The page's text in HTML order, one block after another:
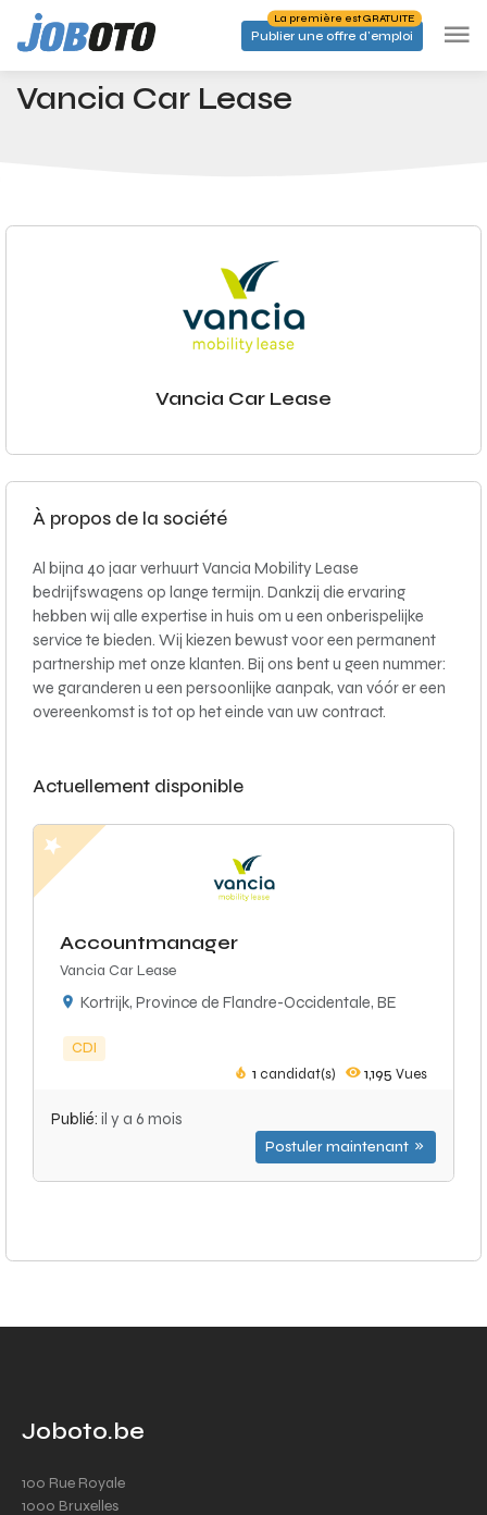
Skip to main content
Publier une offre d'emploi
La première est GRATUITE
Accueil Entreprises Vancia Car Lease
Vancia Car Lease
Vancia Car Lease
À propos de la société
Al bijna 40 jaar verhuurt Vancia Mobility Lease
bedrijfswagens op lange termijn. Dankzij die ervaring
hebben wij alle expertise in huis om u een onberispelijke
service te bieden. Wij kiezen bewust voor een permanent
partnership met onze klanten. Bij ons bent u geen nummer:
we garanderen u een persoonlijke aanpak, van vóór er een
overeenkomst is tot op het einde van uw contract.
Actuellement disponible
Accountmanager
Vancia Car Lease
Kortrijk, Province de Flandre-Occidentale, BE
CDI
1 candidat(s) 1,195 Vues
Publié: il y a 6 mois
Postuler maintenant
Joboto.be
100 Rue Royale
1000 Bruxelles